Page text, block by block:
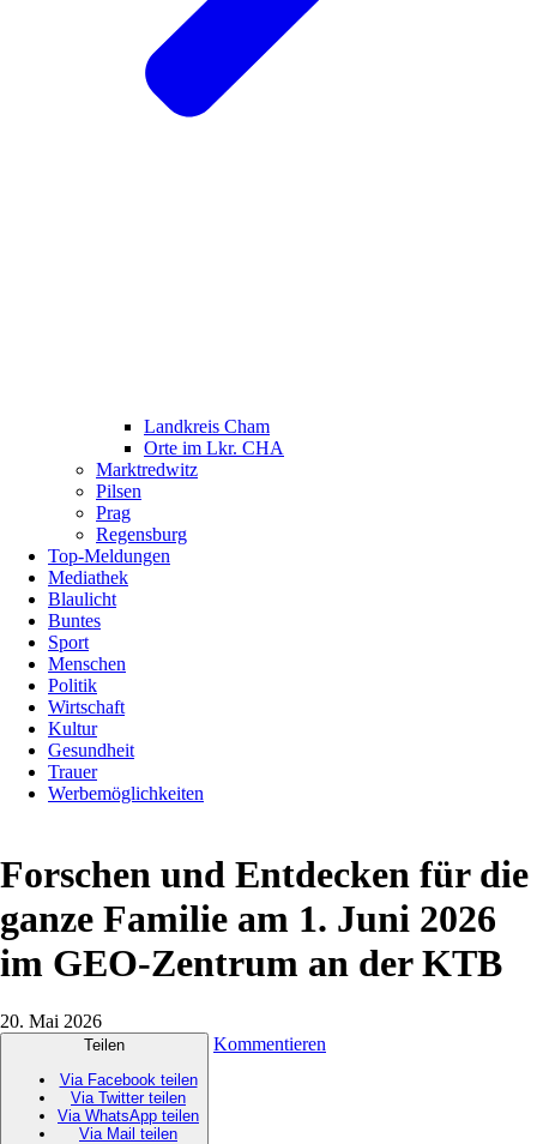
Landkreis Cham
Orte im Lkr. CHA
Marktredwitz
Pilsen
Prag
Regensburg
Top-Meldungen
Mediathek
Blaulicht
Buntes
Sport
Menschen
Politik
Wirtschaft
Kultur
Gesundheit
Trauer
Werbemöglichkeiten
Forschen und Entdecken für die
ganze Familie am 1. Juni 2026
im GEO-Zentrum an der KTB
20. Mai 2026
Teilen
Via Facebook teilen
Via Twitter teilen
Via WhatsApp teilen
Via Mail teilen
Kommentieren